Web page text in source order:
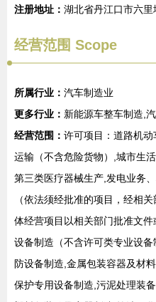
注册地址： 湖北省丹江口市六
经营范围 Scope
所属行业： 汽车制造业
更多行业： 新能源车整车制造,
经营范围： 许可项目：道路机
运输（不含危险货物）,城市生
第三类医疗器械生产,发电业务
（依法须经批准的项目，经相
体经营项目以相关部门批准文
设备制造（不含许可类专业设
防设备制造,金属包装容器及材
保护专用设备制造,污泥处理装